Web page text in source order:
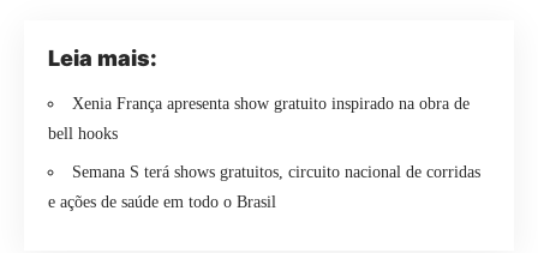
Leia mais:
Xenia França apresenta show gratuito inspirado na obra de
bell hooks
Semana S terá shows gratuitos, circuito nacional de corridas
e ações de saúde em todo o Brasil